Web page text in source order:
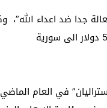
فعالة جدا ضد اعداء
في العام الماضي